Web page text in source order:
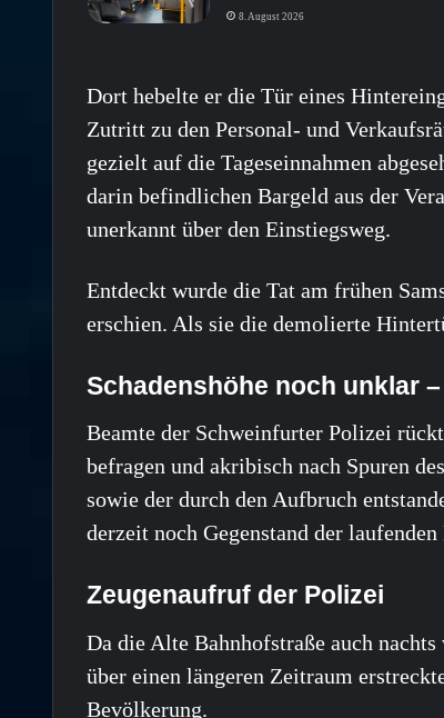
8. August 2026
Dort hebelte er die Tür eines
Zutritt zu den Personal- und
gezielt auf die Tageseinnahmen
darin befindlichen Bargeld aus der
unerkannt über den Einstiegsweg.
Entdeckt wurde die Tat am frühen
erschien. Als sie die demolierte
Schadenshöhe noch unklar
Beamte der Schweinfurter Polizei
befragen und akribisch nach Spuren
sowie der durch den Aufbruch
derzeit noch Gegenstand der
Zeugenaufruf der Polizei
Da die Alte Bahnhofstraße auch
über einen längeren Zeitraum
Bevölkerung.